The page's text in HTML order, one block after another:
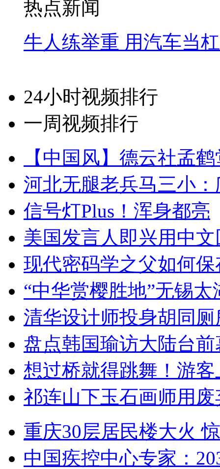
热点新闻
牛人练举重 用汽车当
24小时视频排行
一周视频排行
【中国风】德云社孟
河北无腿老兵马三小
信号灯Plus！浑身都亮
美国发言人即兴用中
现代密码学之父如何
“中华赏樱胜地”无锡
清华设计师投身胡同
盘点韩国瑜访大陆台
想过桥就得跳舞！游客
祁连山下玉石画师用
重庆30层居民楼大火
中国疾控中心专家：